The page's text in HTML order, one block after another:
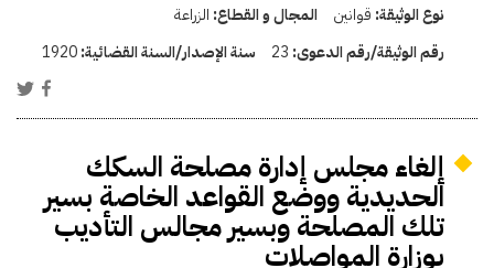
نوع الوثيقة: قوانين المجال و القطاع: الزراعة
رقم الوثيقة/رقم الدعوى: 23 سنة الإصدار/السنة القضائية:1920
إلغاء مجلس إدارة مصلحة السكك
الحديدية ووضع القواعد الخاصة بسير
تلك المصلحة وبسير مجالس التأديب
بوزارة المواصلات